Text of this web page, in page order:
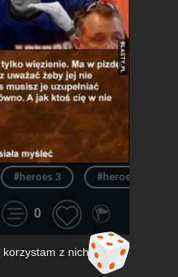
#heroes 3 #heroes of
0
z nich,